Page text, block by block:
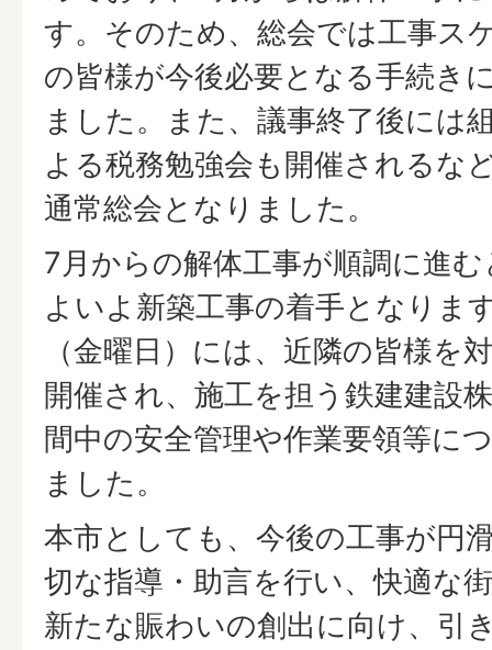
す。そのため、総会では工事ス
の皆様が今後必要となる手続き
ました。また、議事終了後には
よる税務勉強会も開催されるな
通常総会となりました。
7月からの解体工事が順調に進
よいよ新築工事の着手となりま
（金曜日）には、近隣の皆様を
開催され、施工を担う鉄建建設
間中の安全管理や作業要領等に
ました。
本市としても、今後の工事が円
切な指導・助言を行い、快適な
新たな賑わいの創出に向け、引